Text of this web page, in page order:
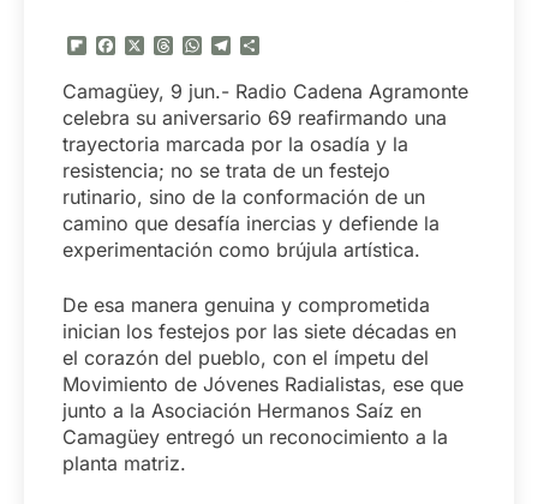
Flipboard
FacebookThreadsWhatsApp
Telegram
Camagüey, 9 jun.- Radio Cadena Agramonte
celebra su aniversario 69 reafirmando una
trayectoria marcada por la osadía y la
resistencia; no se trata de un festejo
rutinario, sino de la conformación de un
camino que desafía inercias y defiende la
experimentación como brújula artística.
De esa manera genuina y comprometida
inician los festejos por las siete décadas en
el corazón del pueblo, con el ímpetu del
Movimiento de Jóvenes Radialistas, ese que
junto a la Asociación Hermanos Saíz en
Camagüey entregó un reconocimiento a la
planta matriz.